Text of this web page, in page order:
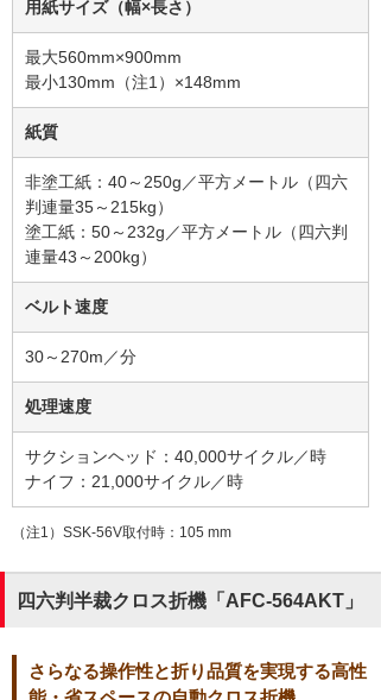
用紙サイズ（幅×長さ）
最大560mm×900mm
最小130mm（注1）×148mm
紙質
非塗工紙：40～250g／平方メートル（四六
判連量35～215kg）
塗工紙：50～232g／平方メートル（四六判
連量43～200kg）
ベルト速度
30～270m／分
処理速度
サクションヘッド：40,000サイクル／時
ナイフ：21,000サイクル／時
（注1）SSK-56V取付時：105 mm
四六判半裁クロス折機「AFC-564AKT」
さらなる操作性と折り品質を実現する高性